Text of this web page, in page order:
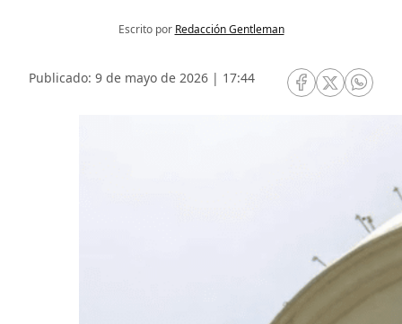
Escrito por Redacción Gentleman
Publicado: 9 de mayo de 2026 | 17:44
RRSS Facebook
RRSSRRSS